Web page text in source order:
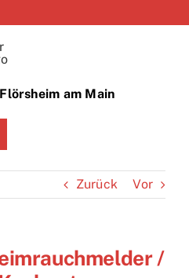
am Main
Zurück Vor
/